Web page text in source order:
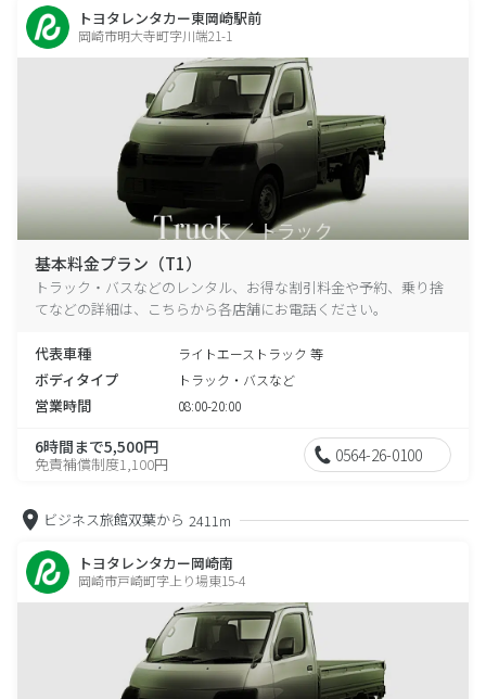
トヨタレンタカー東岡崎駅前
岡崎市明大寺町字川端21-1
基本料金プラン（T1）
トラック・バスなどのレンタル、お得な割引料金や予約、乗り捨
てなどの詳細は、こちらから各店舗にお電話ください。
代表車種 ライトエーストラック 等
ボディタイプ トラック・バスなど
営業時間 08:00-20:00
6時間まで5,500円
免責補償制度1,100円 0564-26-0100
ビジネス旅館双葉から 2411m
トヨタレンタカー岡崎南
岡崎市戸崎町字上り場東15-4